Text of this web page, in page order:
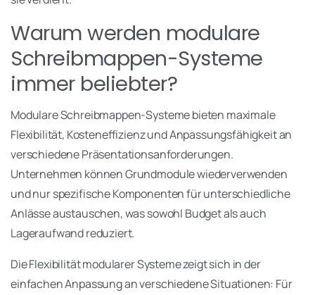
Warum werden modulare
Schreibmappen-Systeme
immer beliebter?
Modulare Schreibmappen-Systeme bieten maximale
Flexibilität, Kosteneffizienz und Anpassungsfähigkeit an
verschiedene Präsentationsanforderungen.
Unternehmen können Grundmodule wiederverwenden
und nur spezifische Komponenten für unterschiedliche
Anlässe austauschen, was sowohl Budget als auch
Lageraufwand reduziert.
Die Flexibilität modularer Systeme zeigt sich in der
einfachen Anpassung an verschiedene Situationen: Für